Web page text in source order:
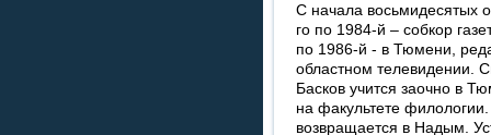
С начала восьмидесятых
го по 1984-й – собкор
по 1986-й - в Тюмени,
областном телевидении.
Басков учится заочно в
на факультете
возвращается в Надым.